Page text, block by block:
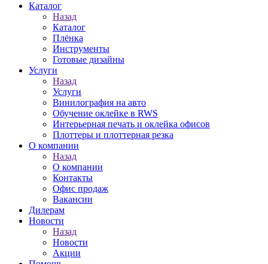
Каталог
Назад
Каталог
Плёнка
Инструменты
Готовые дизайны
Услуги
Назад
Услуги
Винилография на авто
Обучение оклейке в RWS
Интерьерная печать и оклейка офисов
Плоттеры и плоттерная резка
О компании
Назад
О компании
Контакты
Офис продаж
Вакансии
Дилерам
Новости
Назад
Новости
Акции